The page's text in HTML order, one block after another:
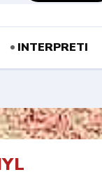
INTERPRETI